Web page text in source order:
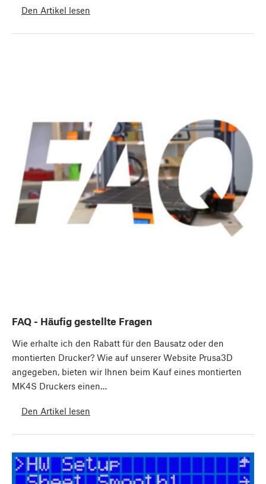
Den Artikel lesen
FAQ - Häufig gestellte Fragen
Wie erhalte ich den Rabatt für den Bausatz oder den
montierten Drucker? Wie auf unserer Website Prusa3D
angegeben, bieten wir Ihnen beim Kauf eines montierten
MK4S Druckers einen…
Den Artikel lesen